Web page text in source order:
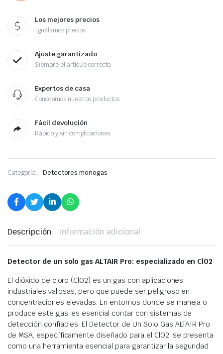
Los mejores precios
Igualamos precios
Ajuste garantizado
Siempre el artículo correcto
Expertos de casa
Conocemos nuestros productos
Fácil devolución
Rápido y sin complicaciones
Categoría: Detectores monogas
Descripción Información adicional
Detector de un solo gas ALTAIR Pro: especializado en ClO2
El dióxido de cloro (ClO2) es un gas con aplicaciones
industriales valiosas, pero que puede ser peligroso en
concentraciones elevadas. En entornos donde se maneja o
produce este gas, es esencial contar con sistemas de
detección confiables. El Detector de Un Solo Gas ALTAIR Pro
de MSA, específicamente diseñado para el ClO2, se presenta
como una herramienta esencial para garantizar la seguridad